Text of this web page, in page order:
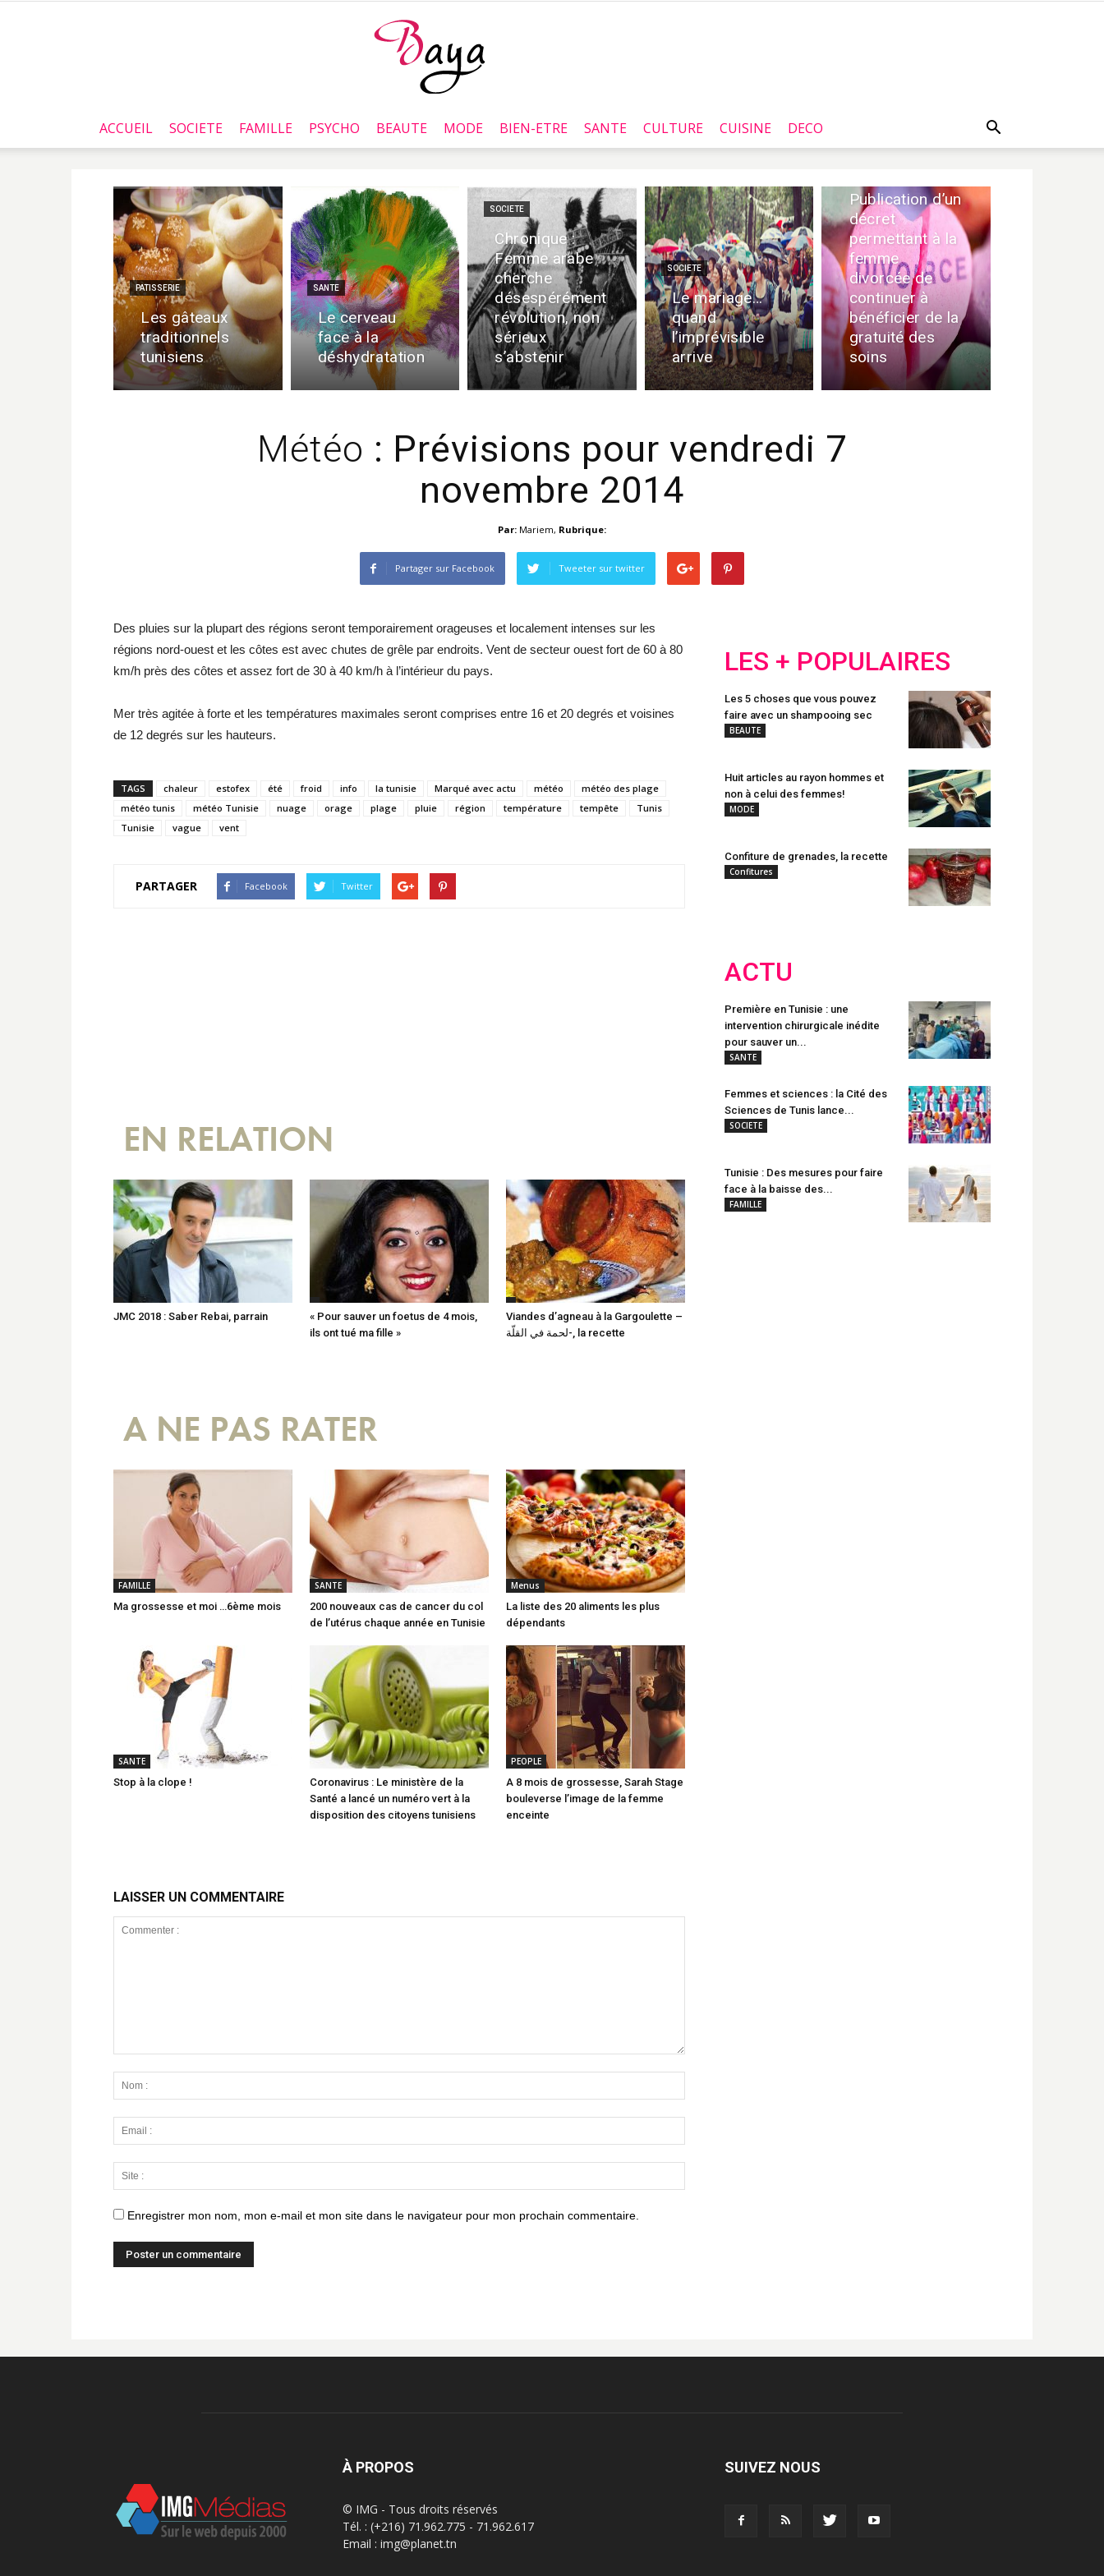
Baya.tn
ACCUEIL SOCIETE FAMILLE PSYCHO BEAUTE MODE BIEN-ETRE SANTE CULTURE CUISINE DECO
PATISSERIE
Les gâteaux
traditionnels
tunisiens
SANTE
Le cerveau
face à la
déshydratation
SOCIETE
Chronique :
Femme arabe
cherche
désespérément
révolution, non
sérieux
s’abstenir
SOCIETE
Le mariage…
quand
l’imprévisible
arrive
FAMILLE
Publication d’un
décret
permettant à la
femme
divorcée de
continuer à
bénéficier de la
gratuité des
soins
Météo : Prévisions pour vendredi 7
novembre 2014
Par: Mariem, Rubrique:
Partager sur Facebook Tweeter sur twitter
Des pluies sur la plupart des régions seront temporairement orageuses et localement intenses sur les
régions nord-ouest et les côtes est avec chutes de grêle par endroits. Vent de secteur ouest fort de 60 à 80
km/h près des côtes et assez fort de 30 à 40 km/h à l’intérieur du pays.
Mer très agitée à forte et les températures maximales seront comprises entre 16 et 20 degrés et voisines
de 12 degrés sur les hauteurs.
TAGS chaleur estofex été froid info la tunisie Marqué avec actu météo
météo des plage
météo tunis
météo Tunisie nuage orage plage pluie région température tempête
Tunis
Tunisie
vague vent
PARTAGER Facebook Twitter
EN RELATION
JMC 2018 : Saber Rebai, parrain
« Pour sauver un foetus de 4 mois,
ils ont tué ma fille »
Viandes d’agneau à la Gargoulette –
لحمة في القلّة-, la recette
A NE PAS RATER
FAMILLE
Ma grossesse et moi …6ème mois
SANTE
200 nouveaux cas de cancer du col
de l’utérus chaque année en Tunisie
Menus
La liste des 20 aliments les plus
dépendants
SANTE
Stop à la clope !
Coronavirus : Le ministère de la
Santé a lancé un numéro vert à la
disposition des citoyens tunisiens
PEOPLE
A 8 mois de grossesse, Sarah Stage
bouleverse l’image de la femme
enceinte
LAISSER UN COMMENTAIRE
Enregistrer mon nom, mon e-mail et mon site dans le navigateur pour mon prochain commentaire.
LES + POPULAIRES
Les 5 choses que vous pouvez
faire avec un shampooing sec
BEAUTE
Huit articles au rayon hommes et
non à celui des femmes!
MODE
Confiture de grenades, la recette
Confitures
ACTU
Première en Tunisie : une
intervention chirurgicale inédite
pour sauver un...
SANTE
Femmes et sciences : la Cité des
Sciences de Tunis lance...
SOCIETE
Tunisie : Des mesures pour faire
face à la baisse des...
FAMILLE
À PROPOS
© IMG - Tous droits réservés
Tél. : (+216) 71.962.775 - 71.962.617
Email : img@planet.tn
SUIVEZ NOUS